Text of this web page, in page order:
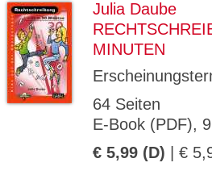
Julia Daube
MINUTEN
64 Seiten
E-Book (PDF),
€ 5,99 (D) | €